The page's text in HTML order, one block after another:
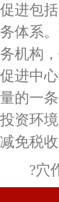
促进包
务体系
务机构
促进中
量的一
投资环
减免税
?穴作